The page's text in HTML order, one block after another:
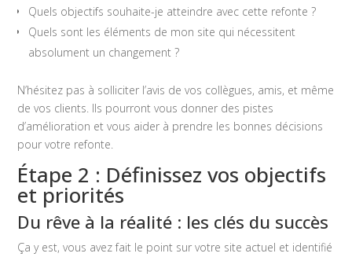
Quels objectifs souhaite-je atteindre avec cette refonte ?
Quels sont les éléments de mon site qui nécessitent
absolument un changement ?
N’hésitez pas à solliciter l’avis de vos collègues, amis, et même
de vos clients. Ils pourront vous donner des pistes
d’amélioration et vous aider à prendre les bonnes décisions
pour votre refonte.
Étape 2 : Définissez vos objectifs
et priorités
Du rêve à la réalité : les clés du succès
Ça y est, vous avez fait le point sur votre site actuel et identifié